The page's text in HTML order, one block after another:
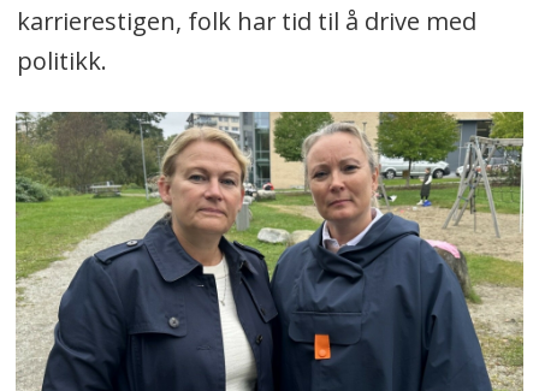
karrierestigen, folk har tid til å drive med
politikk.